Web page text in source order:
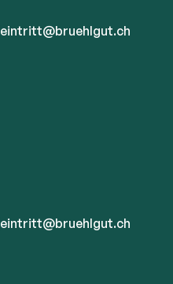
eintritt@bruehlgut.ch
eintritt@bruehlgut.ch